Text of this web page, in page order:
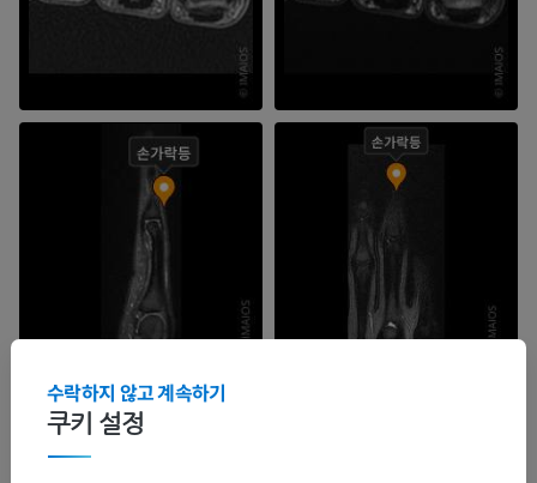
쿠키 설정
수락하지 않고 계속하기